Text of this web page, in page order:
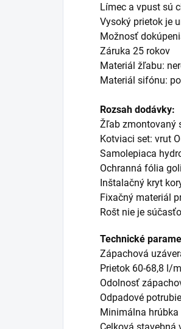
Límec a vpust sú
Vysoký prietok je
Možnosť
Záruka 25 rokov
Materiál žľabu:
Materiál sifónu:
Rozsah dodávky:
Žľab zmontovaný
Kotviaci set: vrut
Samolepiaca
Ochranná fólia
Inštalačný kryt
Fixačný materiál
Rošt nie je
Technické
Zápachová
Prietok 60-68,8 l/
Odolnosť
Odpadové
Minimálna